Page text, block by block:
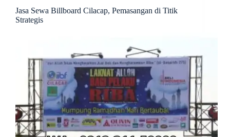
Jasa Sewa Billboard Cilacap, Pemasangan di Titik
Strategis